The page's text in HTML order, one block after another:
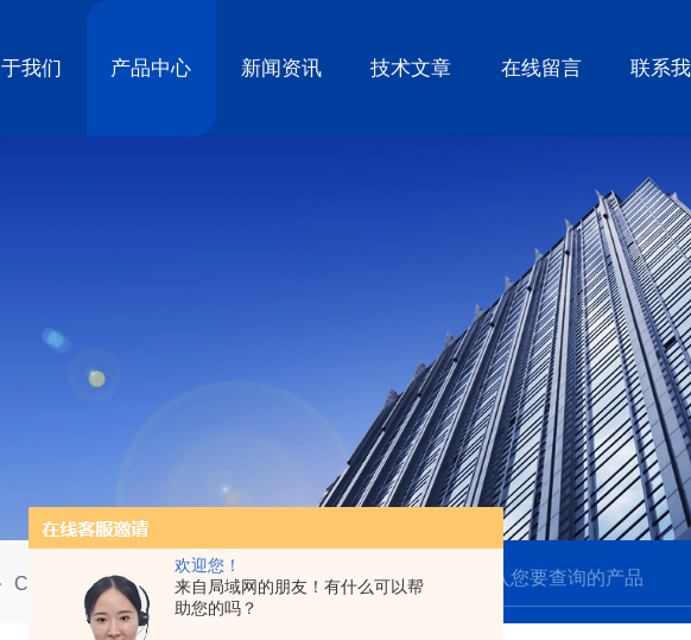
欢迎您！
来自局域网的朋友！有什么可以帮
助您的吗？
我们 产品中心 新闻资讯 技术文章 在线留言 联系
CA700全自动多点光学接触角测量仪 CA700全自动多点水滴角测量仪 浸润角测试